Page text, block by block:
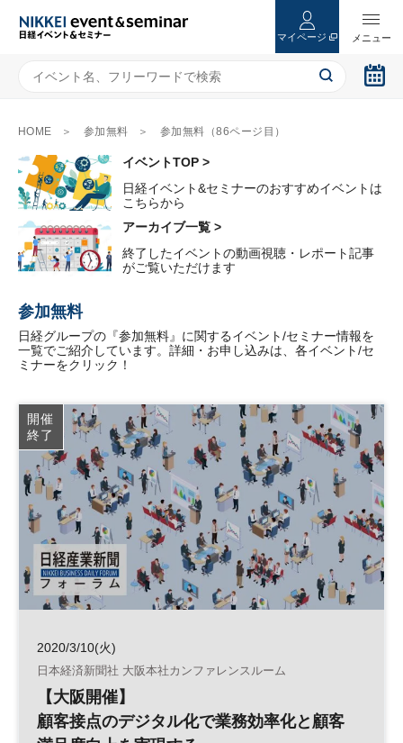
マイページ
HOME 参加無料 参加無料（86ページ目）
イベントTOP >
日経イベント&セミナーのおすすめイベントは
こちらから
アーカイブ一覧 >
終了したイベントの動画視聴・レポート記事
がご覧いただけます
参加無料
日経グループの『参加無料』に関するイベント/セミナー情報を
一覧でご紹介しています。詳細・お申し込みは、各イベント/セ
ミナーをクリック！
開催
終了
2020/3/10(火)
日本経済新聞社 大阪本社カンファレンスルーム
【大阪開催】
顧客接点のデジタル化で業務効率化と顧客